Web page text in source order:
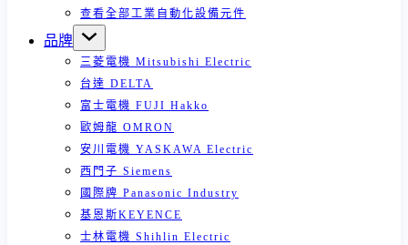
查看全部工業自動化設備元件
品牌
三菱電機 Mitsubishi Electric
台達 DELTA
富士電機 FUJI Hakko
歐姆龍 OMRON
安川電機 YASKAWA Electric
西門子 Siemens
國際牌 Panasonic Industry
基恩斯KEYENCE
士林電機 Shihlin Electric